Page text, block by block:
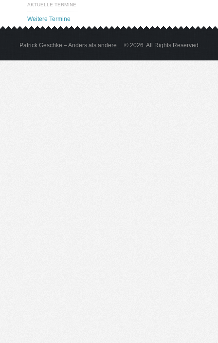
AKTUELLE TERMINE
Weitere Termine
Patrick Geschke – Anders als andere… © 2026. All Rights Reserved.